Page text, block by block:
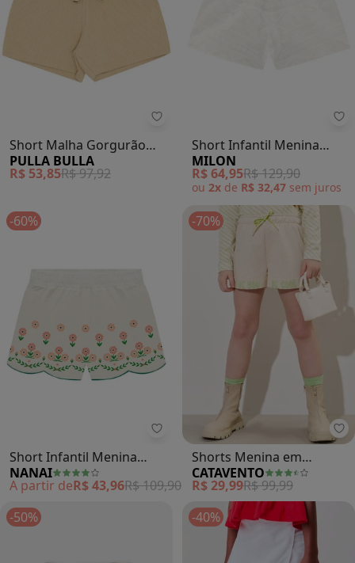
Pulla Bulla - Short Malha
Short Malha Gorgurão
(Bege)
PULLA BULLA
R$ 53,85R$ 97,92
Short Infantil Menina
Básico (Off White)
MILON
R$ 64,95R$ 129,90
ou 2x de R$ 32,47 sem juros
-60%
Nanai - Short Infantil Menina
Short Infantil Menina
Flores (Off White)
NANAI
A partir deR$ 43,96R$ 109,90
-70%
Shorts Menina em
Moletom Linho (Bege)
CATAVENTO
R$ 29,99R$ 99,99
-50%
-40%